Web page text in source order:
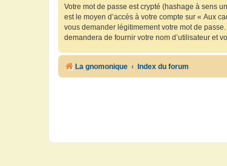
Votre mot de passe est crypté (hashage à sens
est le moyen d’accès à votre compte sur « Aux
vous demander légitimement votre mot de
demandera de fournir votre nom d’utilisateur et
La gnomonique Index du forum